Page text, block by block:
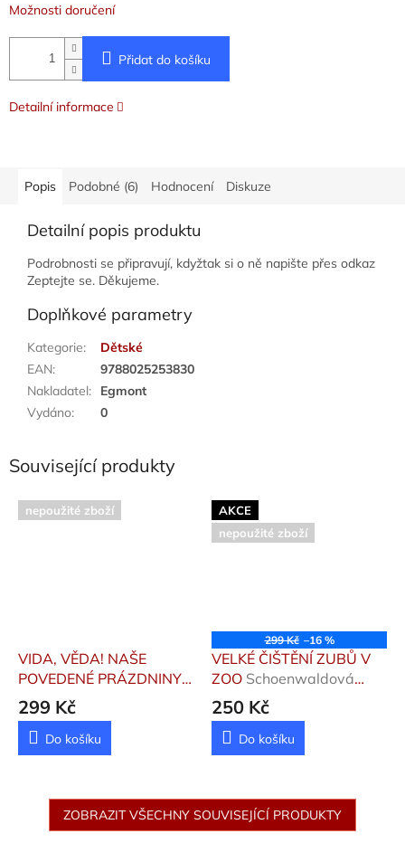
Možnosti doručení
Přidat do košíku
Detailní informace
Popis Podobné (6) Hodnocení Diskuze
Detailní popis produktu
Podrobnosti se připravují, kdyžtak si o ně napište přes odkaz
Zeptejte se. Děkujeme.
Doplňkové parametry
Kategorie:
Dětské
EAN:
9788025253830
Nakladatel:
Egmont
Vydáno: 0
Související produkty
nepoužité zboží
VIDA, VĚDA! NAŠE
POVEDENÉ PRÁZDNINY
Haraštová Helena,
Chytilová Lenka
299 Kč
Do košíku
AKCE
nepoužité zboží
299 Kč –16 %
VELKÉ ČIŠTĚNÍ ZUBŮ V
ZOO Schoenwaldová
Sophie
250 Kč
Do košíku
ZOBRAZIT VŠECHNY SOUVISEJÍCÍ PRODUKTY